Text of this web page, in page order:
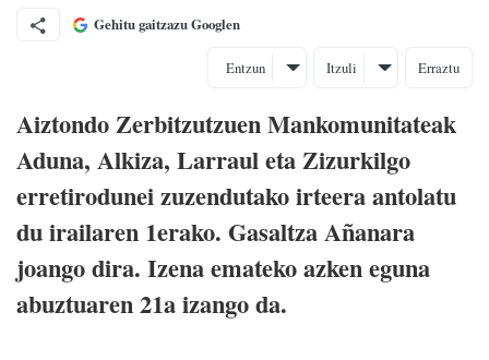
Gehitu gaitzazu Googlen
Entzun Itzuli Erraztu
Aiztondo Zerbitzutzuen Mankomunitateak
Aduna, Alkiza, Larraul eta Zizurkilgo
erretirodunei zuzendutako irteera antolatu
du irailaren 1erako. Gasaltza Añanara
joango dira. Izena emateko azken eguna
abuztuaren 21a izango da.